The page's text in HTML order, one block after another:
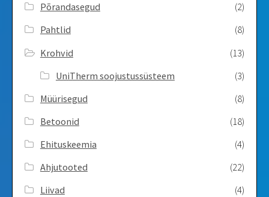
Põrandasegud
(2)
Pahtlid
(8)
Krohvid
(13)
UniTherm soojustussüsteem
(3)
Müürisegud
(8)
Betoonid
(18)
Ehituskeemia
(4)
Ahjutooted
(22)
Liivad
(4)